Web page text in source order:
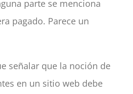
parte se menciona
pagado. Parece un
señalar que la noción de
en un sitio web debe